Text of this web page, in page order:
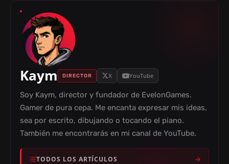
Kaym DIRECTOR X YouTube
Soy Kaym, director y fundador de EvelonGames.
Gamer de pura cepa. Me encanta expresar mis ideas,
sea por escrito, dibujando o tocando el piano.
También me encontrarás en mi canal de YouTube.
TODOS LOS ARTÍCULOS